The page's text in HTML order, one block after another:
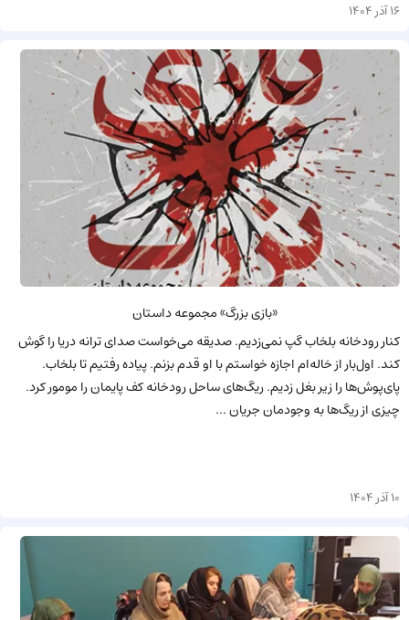
16 آذر 1404
«بازی بزرگ» مجموعه داستان
کنار رودخانه بلخاب گپ نمی‌زدیم. صدیقه می‌خواست صدای ترانه دریا را گوش
کند. اول‌بار از خاله‌ام اجازه خواستم با او قدم بزنم. پیاده رفتیم تا بلخاب.
پای‌پوش‌ها را زیر بغل زدیم. ریگ‌های ساحل رودخانه کف پایمان را مومور کرد.
چیزی از ریگ‌ها به وجودمان جریان ...
10 آذر 1404